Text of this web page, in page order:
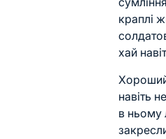
краплі
хай
навіть
в ньому